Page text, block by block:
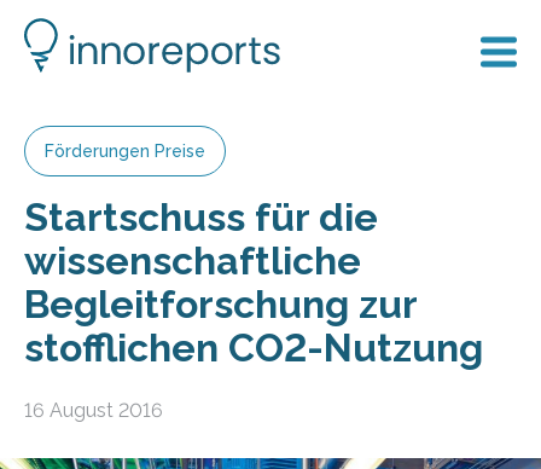
Förderungen Preise
Startschuss für die
wissenschaftliche
Begleitforschung zur
stofflichen CO2-Nutzung
16 August 2016